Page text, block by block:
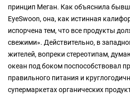
принцип Меган. Как объяснила
EyeSwoon, она, как истинная
испорчена тем, что все продукты
свежими». Действительно, в
жителей, вопреки стереотипам,
океан под боком поспособствовал
правильного питания и
супермаркетах органических